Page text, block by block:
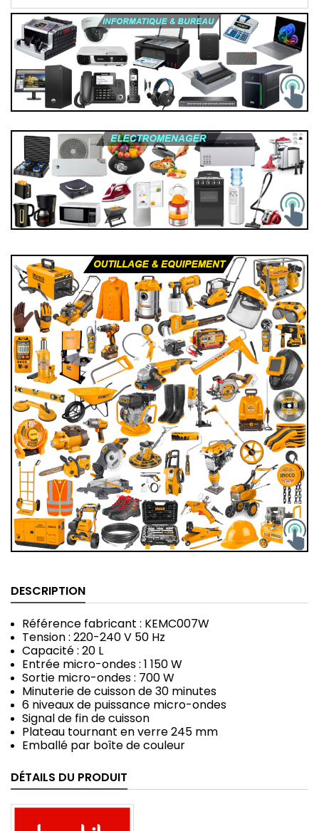
DESCRIPTION
Référence fabricant : KEMC007W
Tension : 220-240 V 50 Hz
Capacité : 20 L
Entrée micro-ondes : 1 150 W
Sortie micro-ondes : 700 W
Minuterie de cuisson de 30 minutes
6 niveaux de puissance micro-ondes
Signal de fin de cuisson
Plateau tournant en verre 245 mm
Emballé par boîte de couleur
DÉTAILS DU PRODUIT